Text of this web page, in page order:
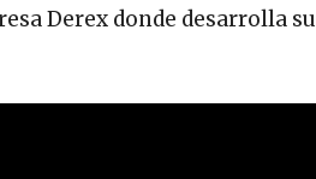
Derex donde desarrolla su